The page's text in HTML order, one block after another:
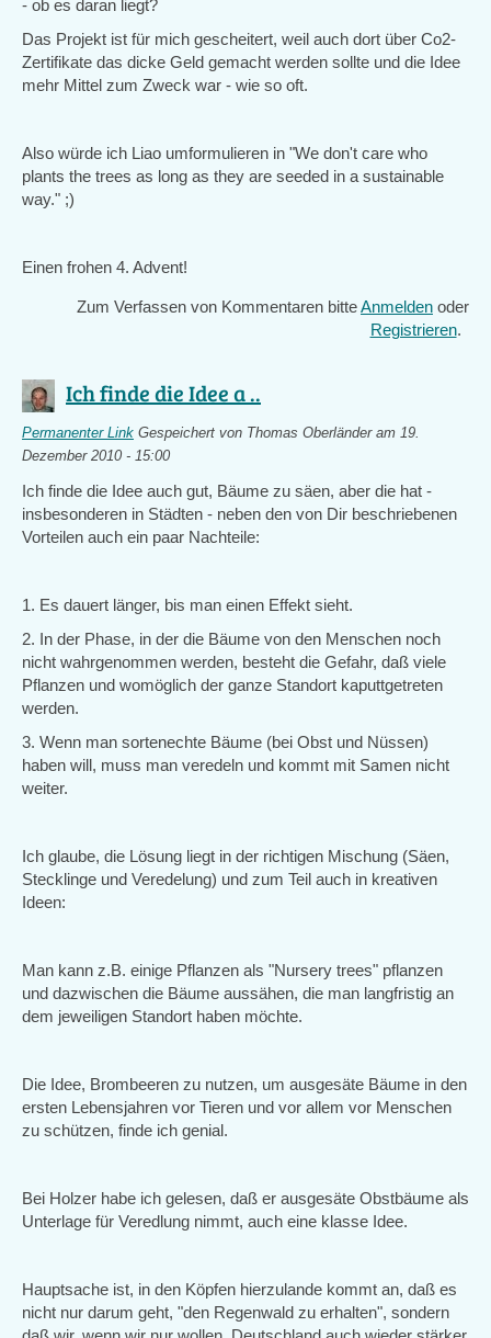
- ob es daran liegt?
Das Projekt ist für mich gescheitert, weil auch dort über Co2-
Zertifikate das dicke Geld gemacht werden sollte und die Idee
mehr Mittel zum Zweck war - wie so oft.
Also würde ich Liao umformulieren in "We don't care who
plants the trees as long as they are seeded in a sustainable
way." ;)
Einen frohen 4. Advent!
Zum Verfassen von Kommentaren bitteAnmelden oder
Registrieren.
Ich finde die Idee a ..
Permanenter Link Gespeichert von Thomas Oberländeram 19.
Dezember 2010 - 15:00
Ich finde die Idee auch gut, Bäume zu säen, aber die hat -
insbesonderen in Städten - neben den von Dir beschriebenen
Vorteilen auch ein paar Nachteile:
1. Es dauert länger, bis man einen Effekt sieht.
2. In der Phase, in der die Bäume von den Menschen noch
nicht wahrgenommen werden, besteht die Gefahr, daß viele
Pflanzen und womöglich der ganze Standort kaputtgetreten
werden.
3. Wenn man sortenechte Bäume (bei Obst und Nüssen)
haben will, muss man veredeln und kommt mit Samen nicht
weiter.
Ich glaube, die Lösung liegt in der richtigen Mischung (Säen,
Stecklinge und Veredelung) und zum Teil auch in kreativen
Ideen:
Man kann z.B. einige Pflanzen als "Nursery trees" pflanzen
und dazwischen die Bäume aussähen, die man langfristig an
dem jeweiligen Standort haben möchte.
Die Idee, Brombeeren zu nutzen, um ausgesäte Bäume in den
ersten Lebensjahren vor Tieren und vor allem vor Menschen
zu schützen, finde ich genial.
Bei Holzer habe ich gelesen, daß er ausgesäte Obstbäume als
Unterlage für Veredlung nimmt, auch eine klasse Idee.
Hauptsache ist, in den Köpfen hierzulande kommt an, daß es
nicht nur darum geht, "den Regenwald zu erhalten", sondern